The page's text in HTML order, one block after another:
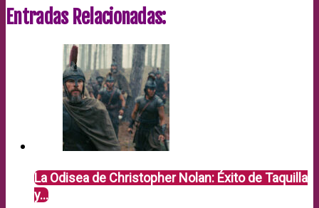
Entradas Relacionadas:
La Odisea de Christopher Nolan: Éxito de Taquilla
y…